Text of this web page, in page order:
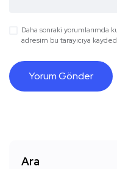
Daha sonraki yorumlarımda
adresim bu tarayıcıya
Ara